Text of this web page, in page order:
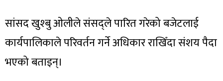
सांसद खुश्बु ओलीले संसद्ले पारित गरेको बजेटलाई
कार्यपालिकाले परिवर्तन गर्ने अधिकार राखिँदा संशय पैदा
भएको बताइन्।